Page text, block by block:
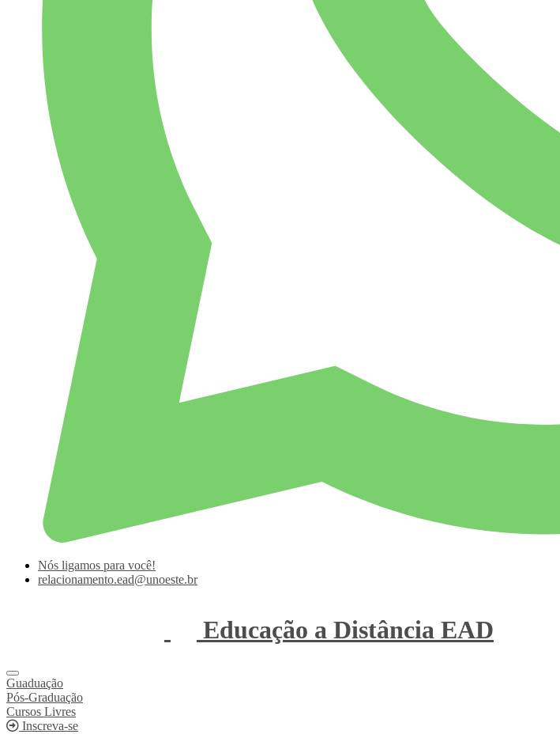
Nós ligamos para você!
relacionamento.ead@unoeste.br
Educação a Distância EAD
Guaduação
Pós-Graduação
Cursos Livres
Inscreva-se